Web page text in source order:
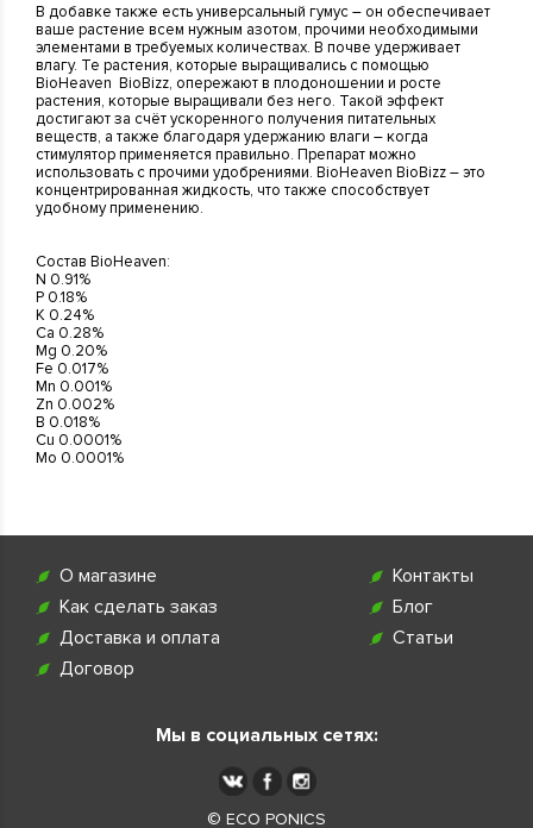
В добавке также есть универсальный гумус – он обеспечивает
ваше растение всем нужным азотом, прочими необходимыми
элементами в требуемых количествах. В почве удерживает
влагу. Те растения, которые выращивались с помощью
BioHeaven BioBizz, опережают в плодоношении и росте
растения, которые выращивали без него. Такой эффект
достигают за счёт ускоренного получения питательных
веществ, а также благодаря удержанию влаги – когда
стимулятор применяется правильно. Препарат можно
использовать с прочими удобрениями. BioHeaven BioBizz – это
концентрированная жидкость, что также способствует
удобному применению.
Состав BioHeaven:
N 0.91%
P 0.18%
K 0.24%
Ca 0.28%
Mg 0.20%
Fe 0.017%
Mn 0.001%
Zn 0.002%
B 0.018%
Cu 0.0001%
Mo 0.0001%
О магазине
Как сделать заказ
Доставка и оплата
Договор
Контакты
Блог
Статьи
Мы в социальных сетях:
© ECO PONICS